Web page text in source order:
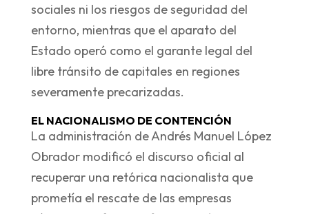
sociales ni los riesgos de seguridad del
entorno, mientras que el aparato del
Estado operó como el garante legal del
libre tránsito de capitales en regiones
severamente precarizadas.
EL NACIONALISMO DE CONTENCIÓN
La administración de Andrés Manuel López
Obrador modificó el discurso oficial al
recuperar una retórica nacionalista que
prometía el rescate de las empresas